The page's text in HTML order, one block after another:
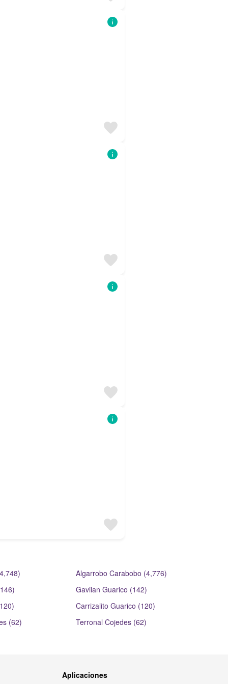
Algarrobo Carabobo (4,776)
Gavilan Guarico (142)
Carrizalito Guarico (120)
(62)
Terronal Cojedes (62)
Aplicaciones